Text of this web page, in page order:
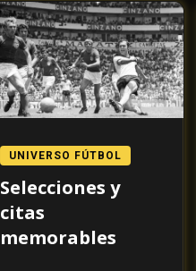
UNIVERSO FÚTBOL
Selecciones y
citas
memorables